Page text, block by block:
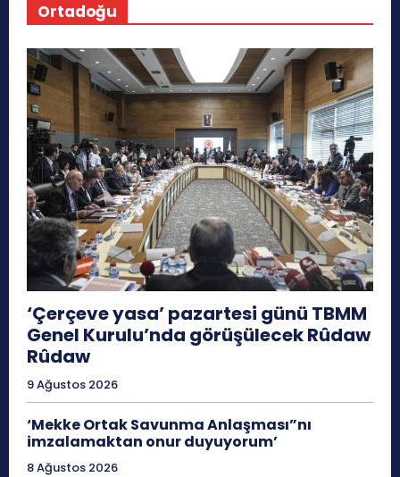
Ortadoğu
‘Çerçeve yasa’ pazartesi günü TBMM
Genel Kurulu’nda görüşülecek Rûdaw
Rûdaw
9 Ağustos 2026
‘Mekke Ortak Savunma Anlaşması”nı
imzalamaktan onur duyuyorum’
8 Ağustos 2026